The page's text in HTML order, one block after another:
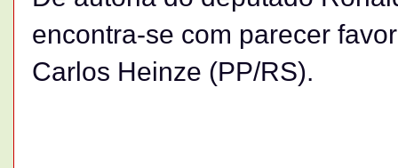
encontra-se com parecer
Carlos Heinze (PP/RS).